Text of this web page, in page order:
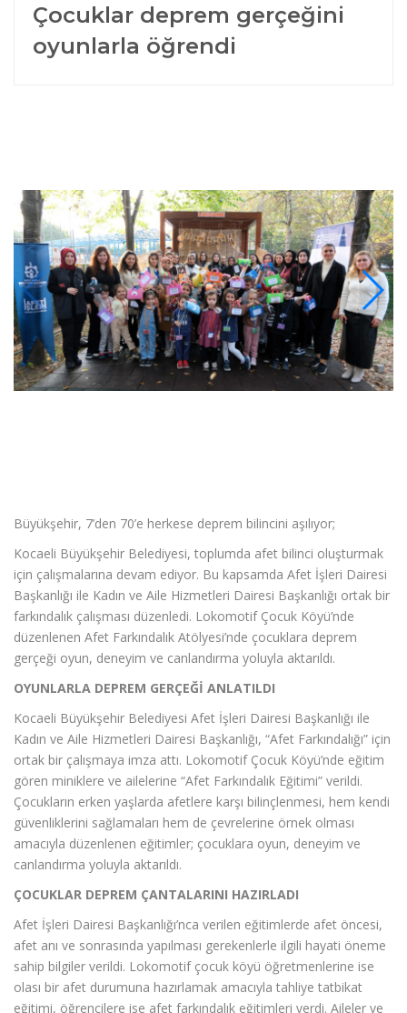
Çocuklar deprem gerçeğini
oyunlarla öğrendi
Büyükşehir, 7’den 70’e herkese deprem bilincini aşılıyor;
Kocaeli Büyükşehir Belediyesi, toplumda afet bilinci oluşturmak
için çalışmalarına devam ediyor. Bu kapsamda Afet İşleri Dairesi
Başkanlığı ile Kadın ve Aile Hizmetleri Dairesi Başkanlığı ortak bir
farkındalık çalışması düzenledi. Lokomotif Çocuk Köyü’nde
düzenlenen Afet Farkındalık Atölyesi’nde çocuklara deprem
gerçeği oyun, deneyim ve canlandırma yoluyla aktarıldı.
OYUNLARLA DEPREM GERÇEĞİ ANLATILDI
Kocaeli Büyükşehir Belediyesi Afet İşleri Dairesi Başkanlığı ile
Kadın ve Aile Hizmetleri Dairesi Başkanlığı, “Afet Farkındalığı” için
ortak bir çalışmaya imza attı. Lokomotif Çocuk Köyü’nde eğitim
gören miniklere ve ailelerine “Afet Farkındalık Eğitimi” verildi.
Çocukların erken yaşlarda afetlere karşı bilinçlenmesi, hem kendi
güvenliklerini sağlamaları hem de çevrelerine örnek olması
amacıyla düzenlenen eğitimler; çocuklara oyun, deneyim ve
canlandırma yoluyla aktarıldı.
ÇOCUKLAR DEPREM ÇANTALARINI HAZIRLADI
Afet İşleri Dairesi Başkanlığı’nca verilen eğitimlerde afet öncesi,
afet anı ve sonrasında yapılması gerekenlerle ilgili hayati öneme
sahip bilgiler verildi. Lokomotif çocuk köyü öğretmenlerine ise
olası bir afet durumuna hazırlamak amacıyla tahliye tatbikat
eğitimi, öğrencilere ise afet farkındalık eğitimleri verdi. Aileler ve